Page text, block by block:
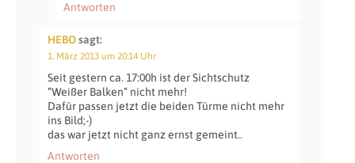
Antworten
HEBOsagt:
1. März 2013 um 20:14 Uhr
Seit gestern ca. 17:00h ist der Sichtschutz
“Weißer Balken“ nicht mehr!
Dafür passen jetzt die beiden Türme nicht mehr
ins Bild;-)
das war jetzt nicht ganz ernst gemeint..
Antworten